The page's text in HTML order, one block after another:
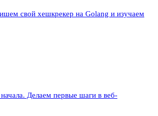
свой хешкрекер на Golang и изучаем
Делаем первые шаги в веб-